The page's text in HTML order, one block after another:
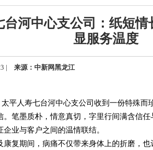
台河中心支公司：纸短
显服务温度
| 来源：中新网黑龙江
人寿七台河中心支公司收到一份特殊而
。笔墨质朴，情意真切，字里行间满含信
业与客户之间的温情联结。
期间，病痛不仅带来身体上的折磨，也